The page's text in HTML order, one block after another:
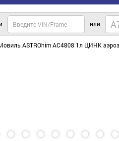
или
ASTROhim AC4808 1л ЦИНК